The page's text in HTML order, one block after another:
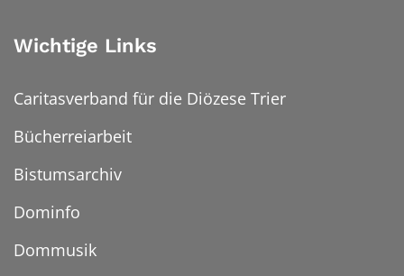
Wichtige Links
Caritasverband für die Diözese Trier
Bücherreiarbeit
Bistumsarchiv
Dominfo
Dommusik